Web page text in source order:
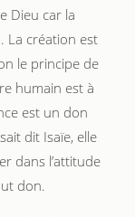
Dieu car la
La création est
le principe de
humain est à
est un don
dit Isaïe, elle
dans l’attitude
don.